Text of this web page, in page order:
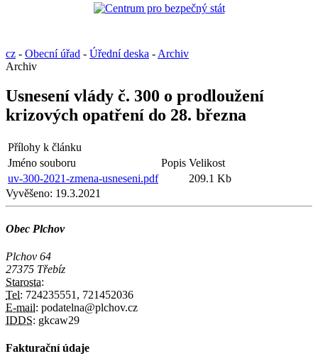
cz - Obecní úřad - Úřední deska - Archiv
Archiv
Usnesení vlády č. 300 o prodloužení
krizových opatření do 28. března
Přílohy k článku
Jméno souboru
Popis Velikost
uv-300-2021-zmena-usneseni.pdf
209.1 Kb
Vyvěšeno: 19.3.2021
Obec Plchov
Plchov 64
27375 Třebíz
Starosta:
Tel: 724235551, 721452036
E-mail: podatelna@plchov.cz
IDDS: gkcaw29
Fakturační údaje